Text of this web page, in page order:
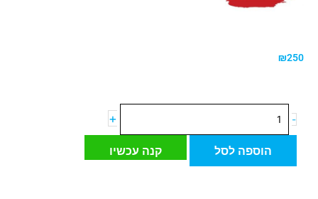
₪250
-
של
דיקורטיבי
+
הוספה לסל קנה עכשיו